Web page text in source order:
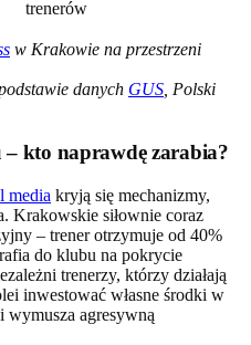
trenerów
w Krakowie na przestrzeni
danych GUS , Polski
kto naprawdę zarabia?
media kryją się mechanizmy,
Krakowskie siłownie coraz
– trener otrzymuje od 40%
do klubu na pokrycie
trenerzy, którzy działają
inwestować własne środki w
wymusza agresywną